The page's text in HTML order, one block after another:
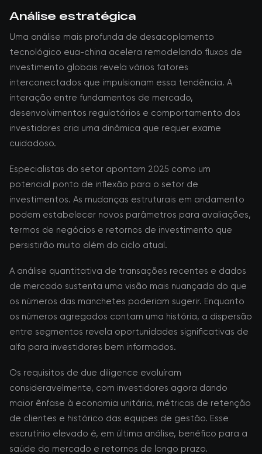
Análise estratégica
Uma análise mais profunda de desacoplamento
tecnológico eua-china acelera remodelando fluxos de
investimento globais revela vários fatores
interconectados que impulsionam essa tendência. A
interação entre fundamentos de mercado,
desenvolvimentos regulatórios e comportamento dos
investidores cria uma dinâmica que requer exame
cuidadoso.
Especialistas do setor apontam 2025 como um
potencial ponto de inflexão para o setor de
investimentos. As mudanças estruturais em andamento
podem estabelecer novos parâmetros para avaliações,
termos de negócios e retornos de investimento que
persistirão muito além do ciclo atual.
A análise quantitativa de transações recentes e dados
de mercado sustenta uma visão mais nuançada do que
os números das manchetes poderiam sugerir. Enquanto
os números agregados contam uma história, a dispersão
entre segmentos revela oportunidades significativas de
alfa para investidores bem informados.
Os requisitos de due diligence evoluíram
consideravelmente, com investidores agora dando
maior ênfase à economia unitária, métricas de retenção
de clientes e histórico das equipes de gestão. Esse
escrutínio elevado é, em última análise, benéfico para a
saúde do mercado e retornos de longo prazo.